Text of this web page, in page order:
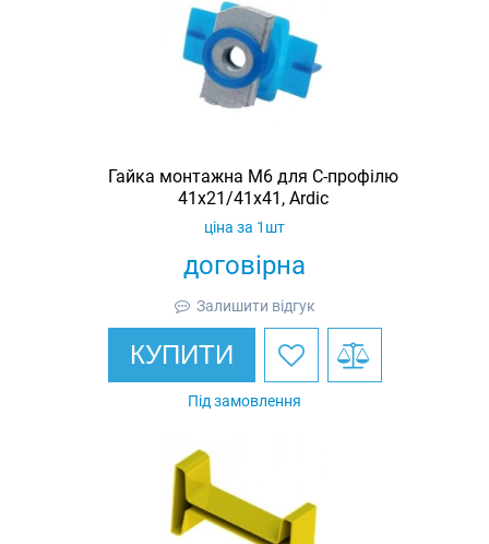
Гайка монтажна M6 для C-профілю
41х21/41х41, Ardic
договірна
ціна за 1шт
Залишити відгук
КУПИТИ
Під замовлення